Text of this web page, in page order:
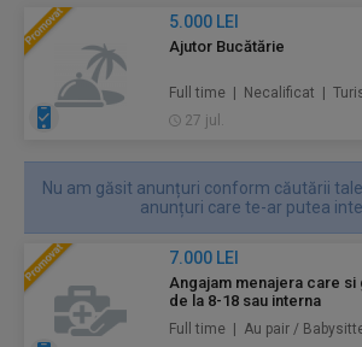
5.000 LEI
Ajutor Bucătărie
27 jul.
Nu am găsit anunțuri conform căutării
anunțuri care te-ar putea
7.000 LEI
Angajam menajera care
de la 8-18 sau interna
Full time | Au pair /